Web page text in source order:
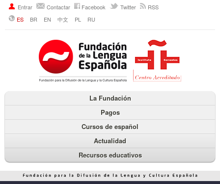
Entrar Contactar Facebook Twitter
RSS
ES
BR EN 中文 PL RU
La Fundación
Pagos
Cursos de español
Actualidad
Recursos educativos